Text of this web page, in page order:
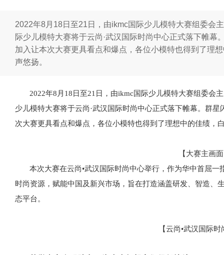
2022年8月18日至21日，由ikmc国际少儿模特大赛组委会
际少儿模特大赛将于云尚·武汉国际时尚中心正式落下帷幕
加入让本次大赛更具看点和爆点，各位小模特也得到了理
声悠扬。
2022年8月18日至21日，由ikmc国际少儿模特大赛组委会
少儿模特大赛将于云尚·武汉国际时尚中心正式落下帷幕。群
次大赛更具看点和爆点，各位小模特也得到了理想中的佳绩，
【大赛主画
本次大赛在云尚•武汉国际时尚中心举行，作为华中首屈
时尚资源，赋能中国及新兴市场，旨在打造涵盖研发、智造、
态平台。
【云尚•武汉国际时